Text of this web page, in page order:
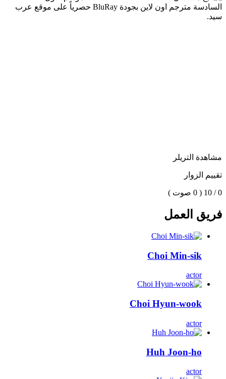
مشاهدة التريلر
تقييم الزوار
0 / 10 ( 0 صوت )
فريق العمل
Choi Min-sik
actor
Choi Hyun-wook
actor
Huh Joon-ho
actor